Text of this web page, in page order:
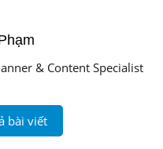
& Content Specialist
bài viết